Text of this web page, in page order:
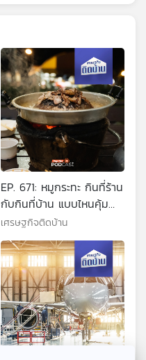
EP. 671: หมูกระทะ กินที่ร้าน
กับกินที่บ้าน แบบไหนคุ้ม
กว่ากัน
เศรษฐกิจติดบ้าน